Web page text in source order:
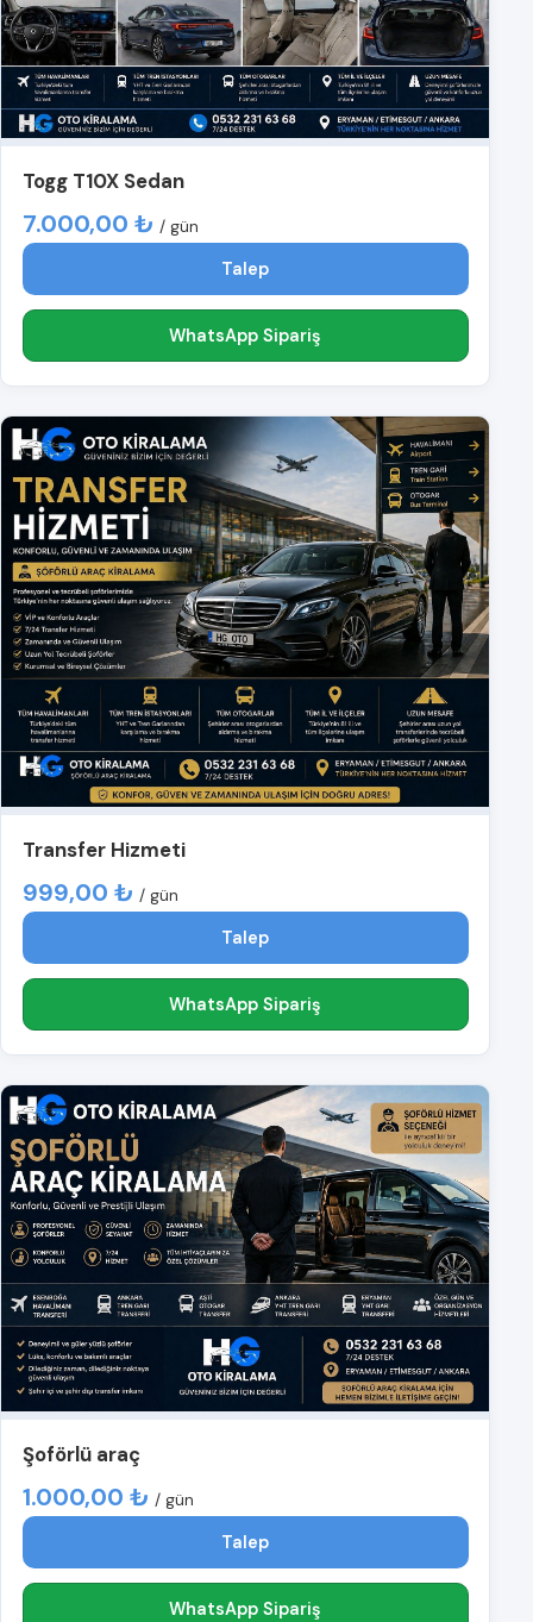
Togg T10X Sedan
7.000,00 ₺ / gün
Talep
WhatsApp Sipariş
Transfer Hizmeti
999,00 ₺ / gün
Talep
WhatsApp Sipariş
Şoförlü araç
1.000,00 ₺ / gün
Talep
WhatsApp Sipariş